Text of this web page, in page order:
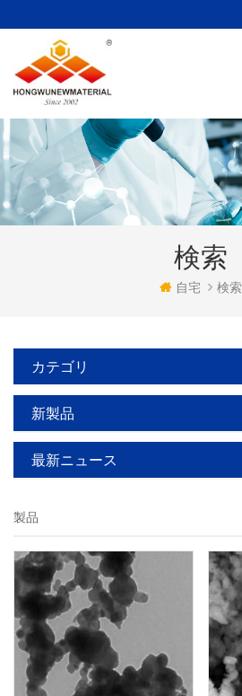
検索
自宅 検索
カテゴリ
新製品
最新ニュース
製品